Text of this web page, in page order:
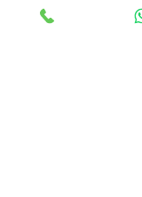
Zürichstrasse 73,